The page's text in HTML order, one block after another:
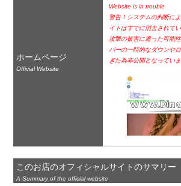
ホームページ
Official Website
Website is in trouble
警告！システムの判断に
イトはすでに消去されて
攻撃の被害に遭った可能
バーの一時的なダウンや
ぎた為非公開となっていま
このお店のオフィシャルサイトのサマリー
A Summary of the official website